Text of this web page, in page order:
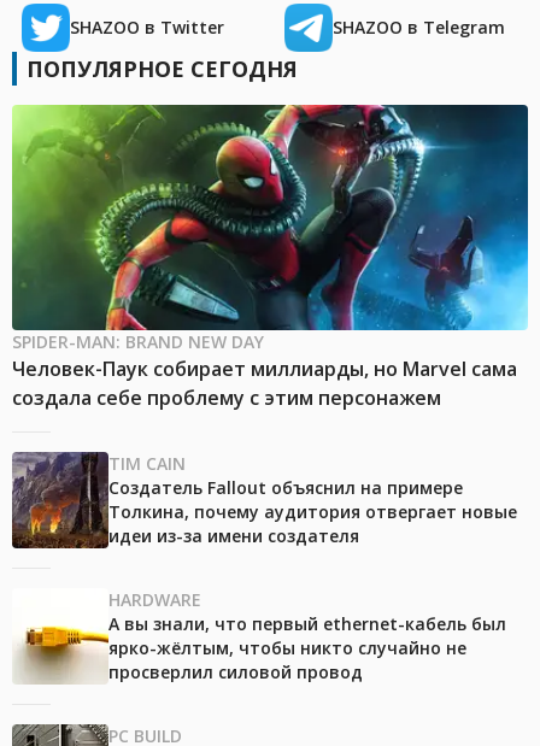
SHAZOO в Twitter SHAZOO в Telegram
ПОПУЛЯРНОЕ СЕГОДНЯ
SPIDER-MAN: BRAND NEW DAY
Человек-Паук собирает миллиарды, но Marvel сама
создала себе проблему с этим персонажем
TIM CAIN
Создатель Fallout объяснил на примере
Толкина, почему аудитория отвергает новые
идеи из-за имени создателя
HARDWARE
А вы знали, что первый ethernet-кабель был
ярко-жёлтым, чтобы никто случайно не
просверлил силовой провод
PC BUILD